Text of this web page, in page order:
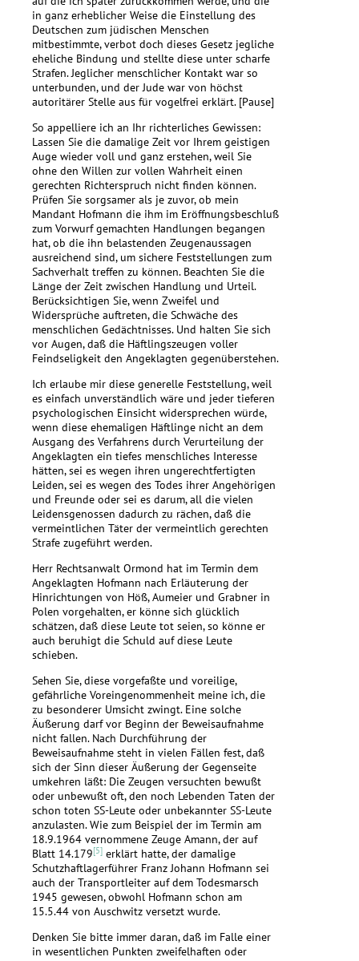
in ganz erheblicher Weise die Einstellung des
Deutschen zum jüdischen Menschen
mitbestimmte, verbot doch dieses Gesetz jegliche
eheliche Bindung und stellte diese unter scharfe
Strafen. Jeglicher menschlicher Kontakt war so
unterbunden, und der Jude war von höchst
autoritärer Stelle aus für vogelfrei erklärt. [Pause]
So appelliere ich an Ihr richterliches Gewissen:
Lassen Sie die damalige Zeit vor Ihrem geistigen
Auge wieder voll und ganz erstehen, weil Sie
ohne den Willen zur vollen Wahrheit einen
gerechten Richterspruch nicht finden können.
Prüfen Sie sorgsamer als je zuvor, ob mein
Mandant Hofmann die ihm im Eröffnungsbeschluß
zum Vorwurf gemachten Handlungen begangen
hat, ob die ihn belastenden Zeugenaussagen
ausreichend sind, um sichere Feststellungen zum
Sachverhalt treffen zu können. Beachten Sie die
Länge der Zeit zwischen Handlung und Urteil.
Berücksichtigen Sie, wenn Zweifel und
Widersprüche auftreten, die Schwäche des
menschlichen Gedächtnisses. Und halten Sie sich
vor Augen, daß die Häftlingszeugen voller
Feindseligkeit den Angeklagten gegenüberstehen.
Ich erlaube mir diese generelle Feststellung, weil
es einfach unverständlich wäre und jeder tieferen
psychologischen Einsicht widersprechen würde,
wenn diese ehemaligen Häftlinge nicht an dem
Ausgang des Verfahrens durch Verurteilung der
Angeklagten ein tiefes menschliches Interesse
hätten, sei es wegen ihren ungerechtfertigten
Leiden, sei es wegen des Todes ihrer Angehörigen
und Freunde oder sei es darum, all die vielen
Leidensgenossen dadurch zu rächen, daß die
vermeintlichen Täter der vermeintlich gerechten
Strafe zugeführt werden.
Herr Rechtsanwalt Ormond hat im Termin dem
Angeklagten Hofmann nach Erläuterung der
Hinrichtungen von Höß, Aumeier und Grabner in
Polen vorgehalten, er könne sich glücklich
schätzen, daß diese Leute tot seien, so könne er
auch beruhigt die Schuld auf diese Leute
schieben.
Sehen Sie, diese vorgefaßte und voreilige,
gefährliche Voreingenommenheit meine ich, die
zu besonderer Umsicht zwingt. Eine solche
Äußerung darf vor Beginn der Beweisaufnahme
nicht fallen. Nach Durchführung der
Beweisaufnahme steht in vielen Fällen fest, daß
sich der Sinn dieser Äußerung der Gegenseite
umkehren läßt: Die Zeugen versuchten bewußt
oder unbewußt oft, den noch Lebenden Taten der
schon toten SS-Leute oder unbekannter SS-Leute
anzulasten. Wie zum Beispiel der im Termin am
18.9.1964 vernommene Zeuge Amann, der auf
Blatt 14.179[5] erklärt hatte, der damalige
Schutzhaftlagerführer Franz Johann Hofmann sei
auch der Transportleiter auf dem Todesmarsch
1945 gewesen, obwohl Hofmann schon am
15.5.44 von Auschwitz versetzt wurde.
Denken Sie bitte immer daran, daß im Falle einer
in wesentlichen Punkten zweifelhaften oder